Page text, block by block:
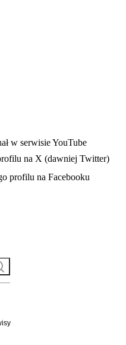
karcie
w serwisie YouTube
na X (dawniej Twitter)
karcie
profilu na Facebooku